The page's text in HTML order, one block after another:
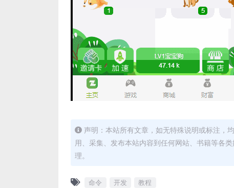
声明：本站所有文章，如无特殊说明或标注，
用、采集、发布本站内容到任何网站、书籍等各
理。
命令 开发 教程